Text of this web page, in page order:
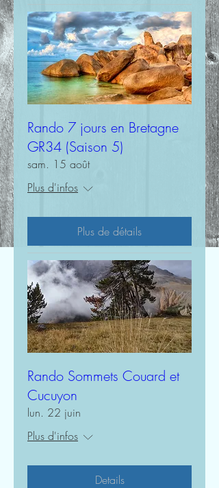
Rando 7 jours en Bretagne
GR34 (Saison 5)
sam. 15 août
Plus d'infos
Plus de détails
Rando Sommets Couard et
Cucuyon
lun. 22 juin
Plus d'infos
Details